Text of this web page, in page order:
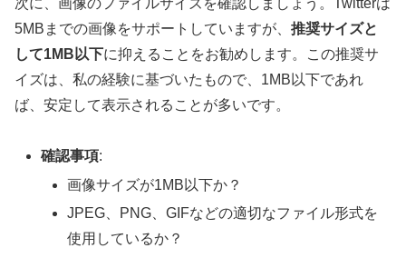
5MBまでの画像をサポートしていますが、 推奨サイズと
して1MB以下に抑えることをお勧めします。この推奨サ
イズは、私の経験に基づいたもので、1MB以下であれ
ば、安定して表示されることが多いです。
確認事項:
画像サイズが1MB以下か？
JPEG、PNG、GIFなどの適切なファイル形式を
使用しているか？